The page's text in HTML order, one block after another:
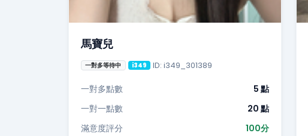
馬寶兒
一對多等待中 i349 ID: i349_301389
一對多點數
5 點
一對一點數
20 點
滿意度評分
100分